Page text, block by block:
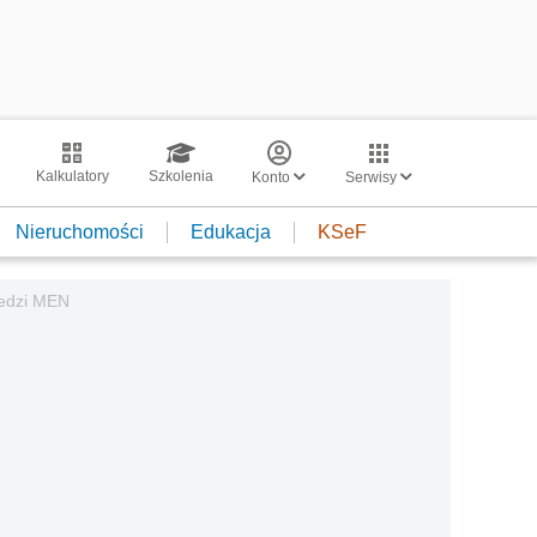
Kalkulatory Szkolenia Konto Serwisy
Nieruchomości Edukacja KSeF
MEN